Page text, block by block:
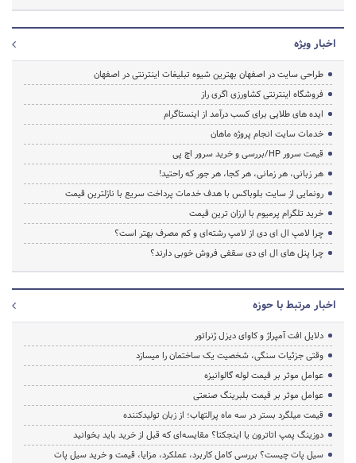
اخبار ویژه
طراحی سایت در اصفهان بهترین شیوه تبلیغات اینترنتی در اصفهان
فروشگاه اینترنتی کشاورزی اگری راز
ایده های طلایی برای کسب درآمد از اینستاگرام
خدمات سایت انجام پروژه ماهان
قیمت سرور HP/بررسی و خرید سرور اچ پی
هر زبانی، هر زمانی، هر کجا، هر جور که راحتید!
رونمایی از سایت بلوباکس با هدف خدمات پرداخت سریع با نازلترین قیمت
خرید تلگرام پرمیوم با ارزان ترین قیمت
چرا لامپ ال ای دی از لامپ رشته‌ای و کم مصرف بهتر است؟
چرا پنل های ال ای دی سقفی فروش خوبی دارند؟
اخبار مرتبط با حوزه
دلایل افت آمپراژ و کاوای دیزل ژنراتور
وقتی جزئیات سنگی، شخصیت یک ساختمان را میسازد
عوامل موثر بر قیمت لوله گالوانیزه
عوامل موثر بر قیمت بلبرینگ صنعتی
قیمت میلگرد بستر در سه ماه پرالتهاب؛ از زبان تولیدکننده
دوزینگ پمپ اتاترون یا اینجکتا؟ مقایسه‌ای که قبل از خرید باید بخوانید
سیل پات چیست؟ بررسی کامل کاربرد، عملکرد، مزایا، قیمت و خرید سیل پات